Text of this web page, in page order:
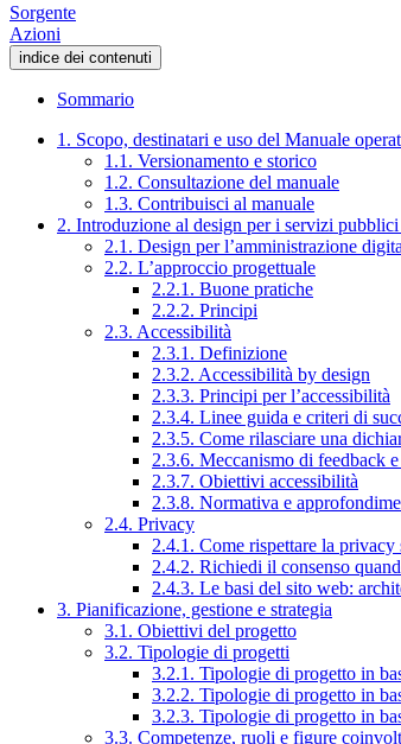
Sorgente
Azioni
indice dei contenuti
Sommario
1. Scopo, destinatari e uso del Manuale
1.1. Versionamento e storico
1.2. Consultazione del manuale
1.3. Contribuisci al manuale
2. Introduzione al design per i servizi
2.1. Design per l’amministrazione
2.2. L’approccio progettuale
2.2.1. Buone pratiche
2.2.2. Principi
2.3. Accessibilità
2.3.1. Definizione
2.3.2. Accessibilità by design
2.3.3. Principi per l’accessibilità
2.3.4. Linee guida e criteri di
2.3.5. Come rilasciare una
2.3.6. Meccanismo di feedback
2.3.7. Obiettivi accessibilità
2.3.8. Normativa e
2.4. Privacy
2.4.1. Come rispettare la
2.4.2. Richiedi il consenso
2.4.3. Le basi del sito web:
3. Pianificazione, gestione e strategia
3.1. Obiettivi del progetto
3.2. Tipologie di progetti
3.2.1. Tipologie di progetto in
3.2.2. Tipologie di progetto in
3.2.3. Tipologie di progetto in
3.3. Competenze, ruoli e figure